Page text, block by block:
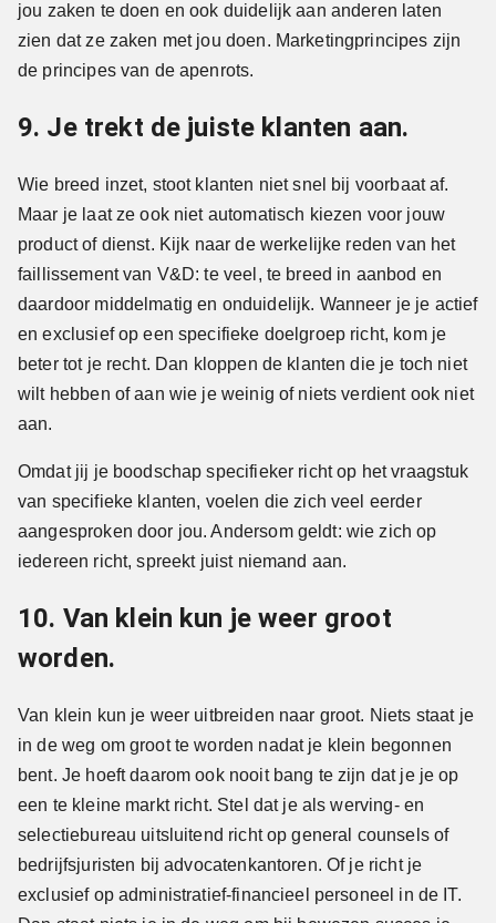
jou zaken te doen en ook duidelijk aan anderen laten
zien dat ze zaken met jou doen. Marketingprincipes zijn
de principes van de apenrots.
9. Je trekt de juiste klanten aan.
Wie breed inzet, stoot klanten niet snel bij voorbaat af.
Maar je laat ze ook niet automatisch kiezen voor jouw
product of dienst. Kijk naar de werkelijke reden van het
faillissement van V&D: te veel, te breed in aanbod en
daardoor middelmatig en onduidelijk. Wanneer je je actief
en exclusief op een specifieke doelgroep richt, kom je
beter tot je recht. Dan kloppen de klanten die je toch niet
wilt hebben of aan wie je weinig of niets verdient ook niet
aan.
Omdat jij je boodschap specifieker richt op het vraagstuk
van specifieke klanten, voelen die zich veel eerder
aangesproken door jou. Andersom geldt: wie zich op
iedereen richt, spreekt juist niemand aan.
10. Van klein kun je weer groot
worden.
Van klein kun je weer uitbreiden naar groot. Niets staat je
in de weg om groot te worden nadat je klein begonnen
bent. Je hoeft daarom ook nooit bang te zijn dat je je op
een te kleine markt richt. Stel dat je als werving- en
selectiebureau uitsluitend richt op general counsels of
bedrijfsjuristen bij advocatenkantoren. Of je richt je
exclusief op administratief-financieel personeel in de IT.